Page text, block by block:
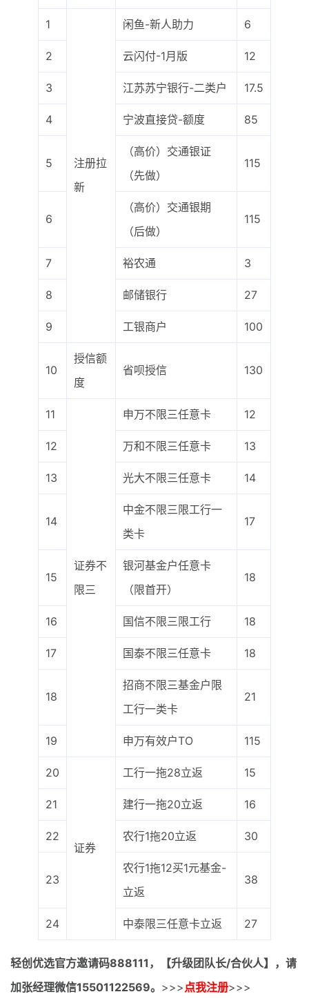
1
注册拉
新
闲鱼-新人助力 6
2 云闪付-1月版 12
3 江苏苏宁银行-二类户 17.5
4 宁波直接贷-额度 85
5
（高价）交通银证
（先做）
115
6
（高价）交通银期
（后做）
115
7 裕农通 3
8 邮储银行 27
9 工银商户 100
10
授信额
度
省呗授信 130
11
证券不
限三
申万不限三任意卡 12
12 万和不限三任意卡 13
13 光大不限三任意卡 14
14
中金不限三限工行一
类卡
17
15
银河基金户任意卡
（限首开）
18
16 国信不限三限工行 18
17 国泰不限三任意卡 18
18
招商不限三基金户限
工行一类卡
21
19 申万有效户TO 115
20
证券
工行一拖28立返 15
21 建行一拖20立返 16
22 农行1拖20立返 30
23
农行1拖12买1元基金-
立返
38
24 中泰限三任意卡立返 27
轻创优选官方邀请码888111，【升级团队长/合伙人】，请
加张经理微信15501122569。 >>> 点我注册>>>